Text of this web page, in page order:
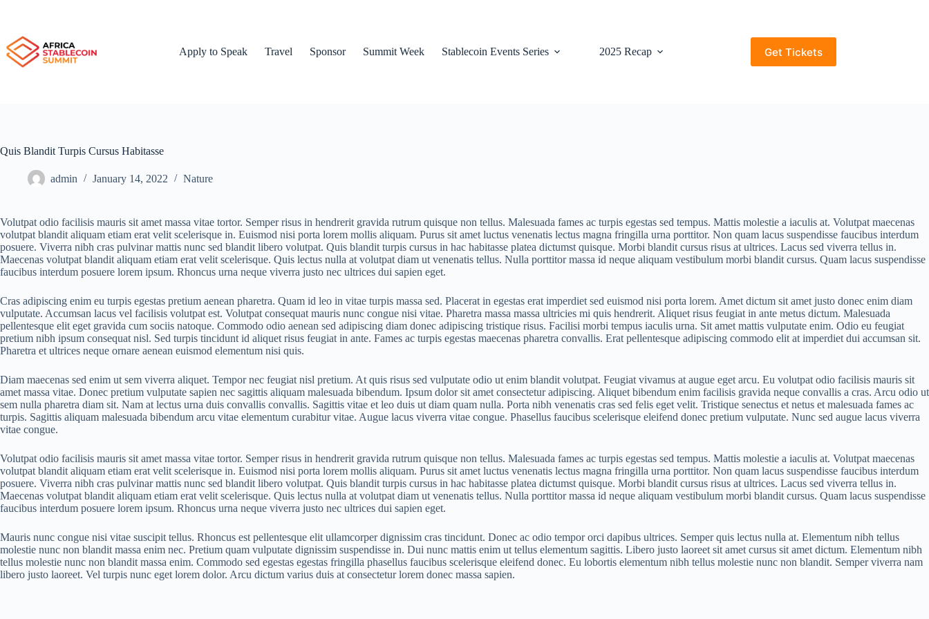
Apply to Speak Travel Sponsor Summit Week Stablecoin Events Series 2025 Recap Get Tickets
Quis Blandit Turpis Cursus Habitasse
admin January 14, 2022 Nature
Volutpat odio facilisis mauris sit amet massa vitae tortor. Semper risus in hendrerit gravida rutrum quisque non tellus. Malesuada fames ac turpis egestas sed tempus. Mattis molestie a iaculis at. Volutpat maecenas
volutpat blandit aliquam etiam erat velit scelerisque in. Euismod nisi porta lorem mollis aliquam. Purus sit amet luctus venenatis lectus magna fringilla urna porttitor. Non quam lacus suspendisse faucibus interdum
posuere. Viverra nibh cras pulvinar mattis nunc sed blandit libero volutpat. Quis blandit turpis cursus in hac habitasse platea dictumst quisque. Morbi blandit cursus risus at ultrices. Lacus sed viverra tellus in.
Maecenas volutpat blandit aliquam etiam erat velit scelerisque. Quis lectus nulla at volutpat diam ut venenatis tellus. Nulla porttitor massa id neque aliquam vestibulum morbi blandit cursus. Quam lacus suspendisse
faucibus interdum posuere lorem ipsum. Rhoncus urna neque viverra justo nec ultrices dui sapien eget.
Cras adipiscing enim eu turpis egestas pretium aenean pharetra. Quam id leo in vitae turpis massa sed. Placerat in egestas erat imperdiet sed euismod nisi porta lorem. Amet dictum sit amet justo donec enim diam
vulputate. Accumsan lacus vel facilisis volutpat est. Volutpat consequat mauris nunc congue nisi vitae. Pharetra massa massa ultricies mi quis hendrerit. Aliquet risus feugiat in ante metus dictum. Malesuada
pellentesque elit eget gravida cum sociis natoque. Commodo odio aenean sed adipiscing diam donec adipiscing tristique risus. Facilisi morbi tempus iaculis urna. Sit amet mattis vulputate enim. Odio eu feugiat
pretium nibh ipsum consequat nisl. Sed turpis tincidunt id aliquet risus feugiat in ante. Fames ac turpis egestas maecenas pharetra convallis. Erat pellentesque adipiscing commodo elit at imperdiet dui accumsan sit.
Pharetra et ultrices neque ornare aenean euismod elementum nisi quis.
Diam maecenas sed enim ut sem viverra aliquet. Tempor nec feugiat nisl pretium. At quis risus sed vulputate odio ut enim blandit volutpat. Feugiat vivamus at augue eget arcu. Eu volutpat odio facilisis mauris sit
amet massa vitae. Donec pretium vulputate sapien nec sagittis aliquam malesuada bibendum. Ipsum dolor sit amet consectetur adipiscing. Aliquet bibendum enim facilisis gravida neque convallis a cras. Arcu odio ut
sem nulla pharetra diam sit. Nam at lectus urna duis convallis convallis. Sagittis vitae et leo duis ut diam quam nulla. Porta nibh venenatis cras sed felis eget velit. Tristique senectus et netus et malesuada fames ac
turpis. Sagittis aliquam malesuada bibendum arcu vitae elementum curabitur vitae. Augue lacus viverra vitae congue. Phasellus faucibus scelerisque eleifend donec pretium vulputate. Nunc sed augue lacus viverra
vitae congue.
Volutpat odio facilisis mauris sit amet massa vitae tortor. Semper risus in hendrerit gravida rutrum quisque non tellus. Malesuada fames ac turpis egestas sed tempus. Mattis molestie a iaculis at. Volutpat maecenas
volutpat blandit aliquam etiam erat velit scelerisque in. Euismod nisi porta lorem mollis aliquam. Purus sit amet luctus venenatis lectus magna fringilla urna porttitor. Non quam lacus suspendisse faucibus interdum
posuere. Viverra nibh cras pulvinar mattis nunc sed blandit libero volutpat. Quis blandit turpis cursus in hac habitasse platea dictumst quisque. Morbi blandit cursus risus at ultrices. Lacus sed viverra tellus in.
Maecenas volutpat blandit aliquam etiam erat velit scelerisque. Quis lectus nulla at volutpat diam ut venenatis tellus. Nulla porttitor massa id neque aliquam vestibulum morbi blandit cursus. Quam lacus suspendisse
faucibus interdum posuere lorem ipsum. Rhoncus urna neque viverra justo nec ultrices dui sapien eget.
Mauris nunc congue nisi vitae suscipit tellus. Rhoncus est pellentesque elit ullamcorper dignissim cras tincidunt. Donec ac odio tempor orci dapibus ultrices. Semper quis lectus nulla at. Elementum nibh tellus
molestie nunc non blandit massa enim nec. Pretium quam vulputate dignissim suspendisse in. Dui nunc mattis enim ut tellus elementum sagittis. Libero justo laoreet sit amet cursus sit amet dictum. Elementum nibh
tellus molestie nunc non blandit massa enim. Commodo sed egestas egestas fringilla phasellus faucibus scelerisque eleifend donec. Eu lobortis elementum nibh tellus molestie nunc non blandit. Semper viverra nam
libero justo laoreet. Vel turpis nunc eget lorem dolor. Arcu dictum varius duis at consectetur lorem donec massa sapien.